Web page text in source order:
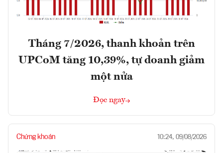
Tháng 7/2026, thanh khoản trên
UPCoM tăng 10,39%, tự doanh giảm
một nửa
Đọc ngay
Chứng khoán 10:24, 09/08/2026